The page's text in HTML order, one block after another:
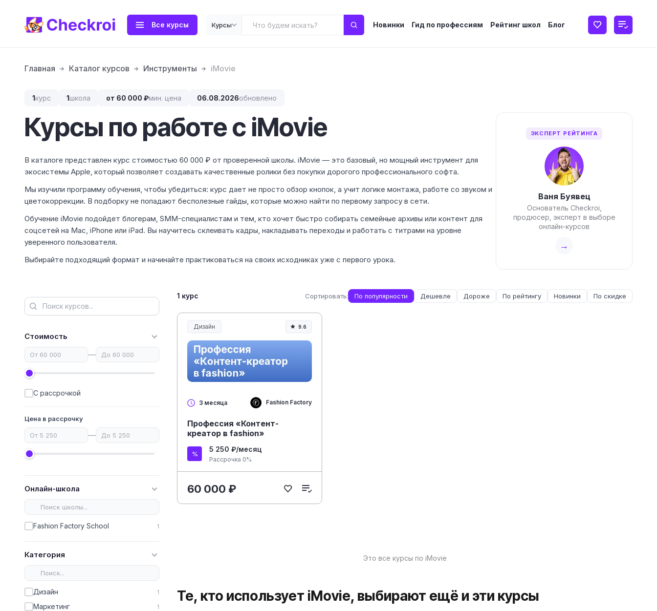
Все курсы Курсы Новинки Гид по профессиям Рейтинг школ Блог
Главная Каталог курсов Инструменты iMovie
1курс 1школа от 60 000 ₽мин. цена 06.08.2026обновлено
Курсы по работе с iMovie
В каталоге представлен курс стоимостью 60 000 ₽ от проверенной школы. iMovie — это базовый, но мощный инструмент для
экосистемы Apple, который позволяет создавать качественные ролики без покупки дорогого профессионального софта.
Мы изучили программу обучения, чтобы убедиться: курс дает не просто обзор кнопок, а учит логике монтажа, работе со звуком и
цветокоррекции. В подборку не попадают бесполезные гайды, которые можно найти по первому запросу в сети.
Обучение iMovie подойдет блогерам, SMM-специалистам и тем, кто хочет быстро собирать семейные архивы или контент для
соцсетей на Mac, iPhone или iPad. Вы научитесь склеивать кадры, накладывать переходы и работать с титрами на уровне
уверенного пользователя.
Выбирайте подходящий формат и начинайте практиковаться на своих исходниках уже с первого урока.
ЭКСПЕРТ РЕЙТИНГА
Ваня Буявец
Основатель Checkroi,
продюсер, эксперт в выборе
онлайн-курсов
→
Стоимость
—
С рассрочкой
Цена в рассрочку
—
Онлайн-школа
Fashion Factory School 1
Категория
Дизайн 1
Маркетинг 1
1 курс Сортировать: По популярности Дешевле Дороже По рейтингу Новинки По скидке
Дизайн 9.6
3 месяца Fashion Factory
Профессия «Контент-
креатор в fashion»
5 250 ₽/месяц
Рассрочка 0%
60 000 ₽
Это все курсы по iMovie
Те, кто использует iMovie, выбирают ещё и эти курсы